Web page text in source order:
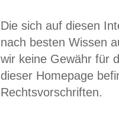
Die sich auf diesen
nach besten Wissen
wir keine Gewähr für
dieser Homepage
Rechtsvorschriften.